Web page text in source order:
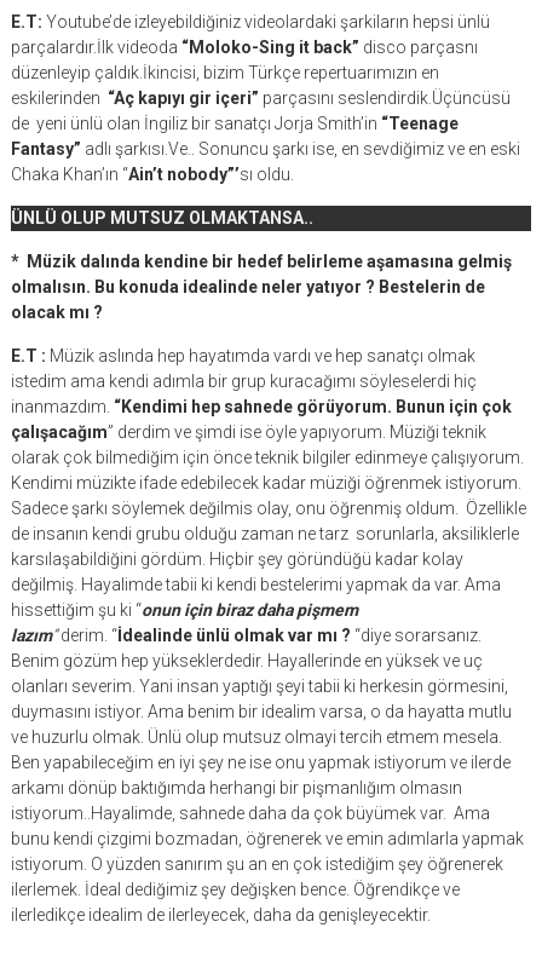
E.T: Youtube’de izleyebildiğiniz videolardaki şarkiların hepsi ünlü
parçalardır.İlk videoda “Moloko-Sing it back” disco parçasnı
düzenleyip çaldık.İkincisi, bizim Türkçe repertuarımızın en
eskilerinden “Aç kapıyı gir içeri” parçasını seslendirdik.Üçüncüsü
de yeni ünlü olan İngiliz bir sanatçı Jorja Smith’in “Teenage
Fantasy” adlı şarkısı.Ve.. Sonuncu şarkı ise, en sevdiğimiz ve en eski
Chaka Khan’ın “Ain’t nobody”’sı oldu.
ÜNLÜ OLUP MUTSUZ OLMAKTANSA..
* Müzik dalında kendine bir hedef belirleme aşamasına gelmiş
olmalısın. Bu konuda idealinde neler yatıyor ? Bestelerin de
olacak mı ?
E.T : Müzik aslında hep hayatımda vardı ve hep sanatçı olmak
istedim ama kendi adımla bir grup kuracağımı söyleselerdi hiç
inanmazdım. “Kendimi hep sahnede görüyorum. Bunun için çok
çalışacağım” derdim ve şimdi ise öyle yapıyorum. Müziği teknik
olarak çok bilmediğim için önce teknik bilgiler edinmeye çalışıyorum.
Kendimi müzikte ifade edebilecek kadar müziği öğrenmek istiyorum.
Sadece şarkı söylemek değilmis olay, onu öğrenmiş oldum. Özellikle
de insanın kendi grubu olduğu zaman ne tarz sorunlarla, aksiliklerle
karsılaşabildiğini gördüm. Hiçbir şey göründüğü kadar kolay
değilmiş. Hayalimde tabii ki kendi bestelerimi yapmak da var. Ama
hissettiğim şu ki “onun için biraz daha pişmem
lazım”derim. “İdealinde ünlü olmak var mı ? “diye sorarsanız.
Benim gözüm hep yükseklerdedir. Hayallerinde en yüksek ve uç
olanları severim. Yani insan yaptığı şeyi tabii ki herkesin görmesini,
duymasını istiyor. Ama benim bir idealim varsa, o da hayatta mutlu
ve huzurlu olmak. Ünlü olup mutsuz olmayi tercih etmem mesela.
Ben yapabileceğim en iyi şey ne ise onu yapmak istiyorum ve ilerde
arkamı dönüp baktığımda herhangi bir pişmanlığım olmasın
istiyorum..Hayalimde, sahnede daha da çok büyümek var. Ama
bunu kendi çizgimi bozmadan, öğrenerek ve emin adımlarla yapmak
istiyorum. O yüzden sanırım şu an en çok istediğim şey öğrenerek
ilerlemek. İdeal dediğimiz şey değişken bence. Öğrendikçe ve
ilerledikçe idealim de ilerleyecek, daha da genişleyecektir.